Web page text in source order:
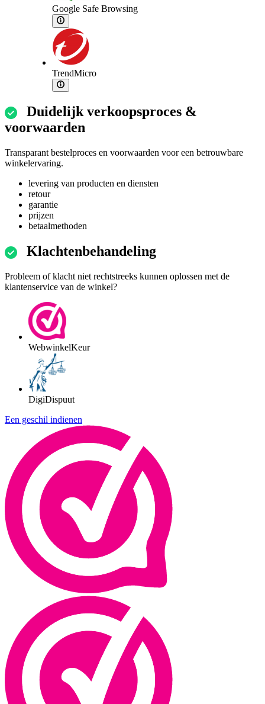
Google Safe Browsing
TrendMicro
Duidelijk verkoopsproces &
voorwaarden
Transparant bestelproces en voorwaarden voor een betrouwbare
winkelervaring.
levering van producten en diensten
retour
garantie
prijzen
betaalmethoden
Klachtenbehandeling
Probleem of klacht niet rechtstreeks kunnen oplossen met de
klantenservice van de winkel?
WebwinkelKeur
DigiDispuut
Een geschil indienen